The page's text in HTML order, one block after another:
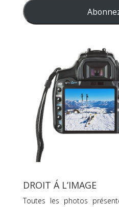
mail
DROIT Á L’IMAGE
Toutes les photos